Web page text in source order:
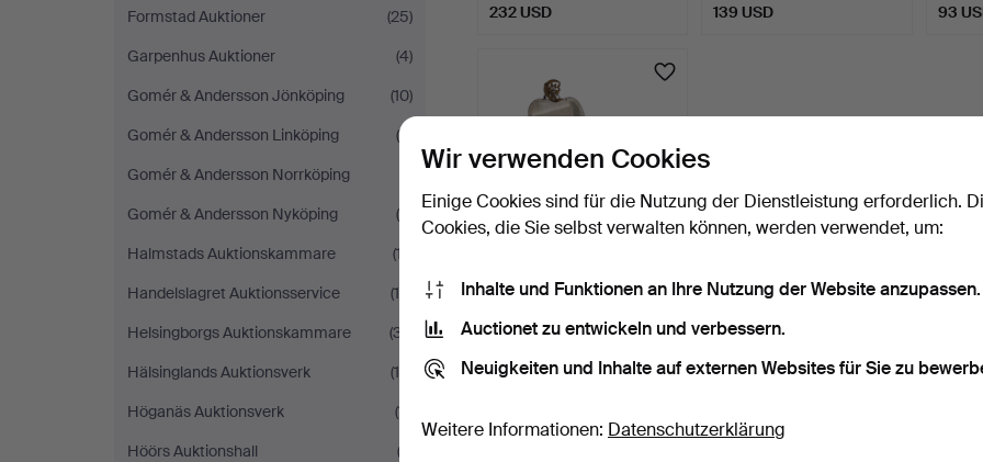
Formstad Auktioner
(25)
Garpenhus Auktioner
(4)
Gomér & Andersson Jönköping
(10)
Gomér & Andersson Linköping
(9)
Gomér & Andersson Norrköping
Gomér & Andersson Nyköping
(6)
Halmstads Auktionskammare
(17)
Handelslagret Auktionsservice
(15)
Helsingborgs Auktionskammare
(37)
Hälsinglands Auktionsverk
(10)
Höganäs Auktionsverk
(11)
Höörs Auktionshall
(2)
232 USD 139 USD 93
"Physche Baguier" aus
7 Tage
116 USD
Suche speichern
Wir verwenden Cookies
Einige Cookies sind für die Nutzung der Dienstleistung erforderlich.
Cookies, die Sie selbst verwalten können, werden verwendet, um:
Inhalte und Funktionen an Ihre Nutzung der Website anzupassen.
Auctionet zu entwickeln und verbessern.
Neuigkeiten und Inhalte auf externen Websites für Sie zu
Weitere Informationen: Datenschutzerklärung